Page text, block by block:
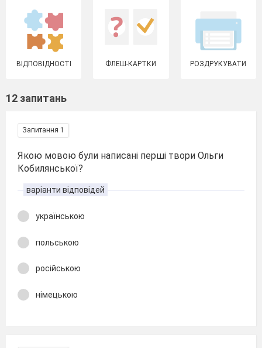
ВІДПОВІДНОСТІ ФЛЕШ-КАРТКИ РОЗДРУКУВАТИ
12 запитань
Запитання 1
Якою мовою були написані перші твори Ольги
Кобилянської?
варіанти відповідей
українською
польською
російською
німецькою